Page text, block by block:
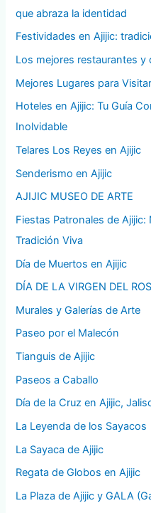
que abraza la identidad
Festividades en Ajijic:
Los mejores restaurantes y
Mejores Lugares para
Hoteles en Ajijic: Tu Guía
Inolvidable
Telares Los Reyes en Ajijic
Senderismo en Ajijic
AJIJIC MUSEO DE ARTE
Fiestas Patronales de Ajijic:
Tradición Viva
Día de Muertos en Ajijic
DÍA DE LA VIRGEN DEL
Murales y Galerías de Arte
Paseo por el Malecón
Tianguis de Ajijic
Paseos a Caballo
Día de la Cruz en Ajijic,
La Leyenda de los Sayacos
La Sayaca de Ajijic
Regata de Globos en Ajijic
La Plaza de Ajijic y GALA